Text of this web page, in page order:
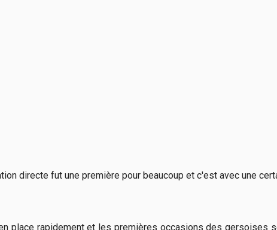
directe fut une première pour beaucoup et c'est avec une
place rapidement et les premières occasions des gersoises